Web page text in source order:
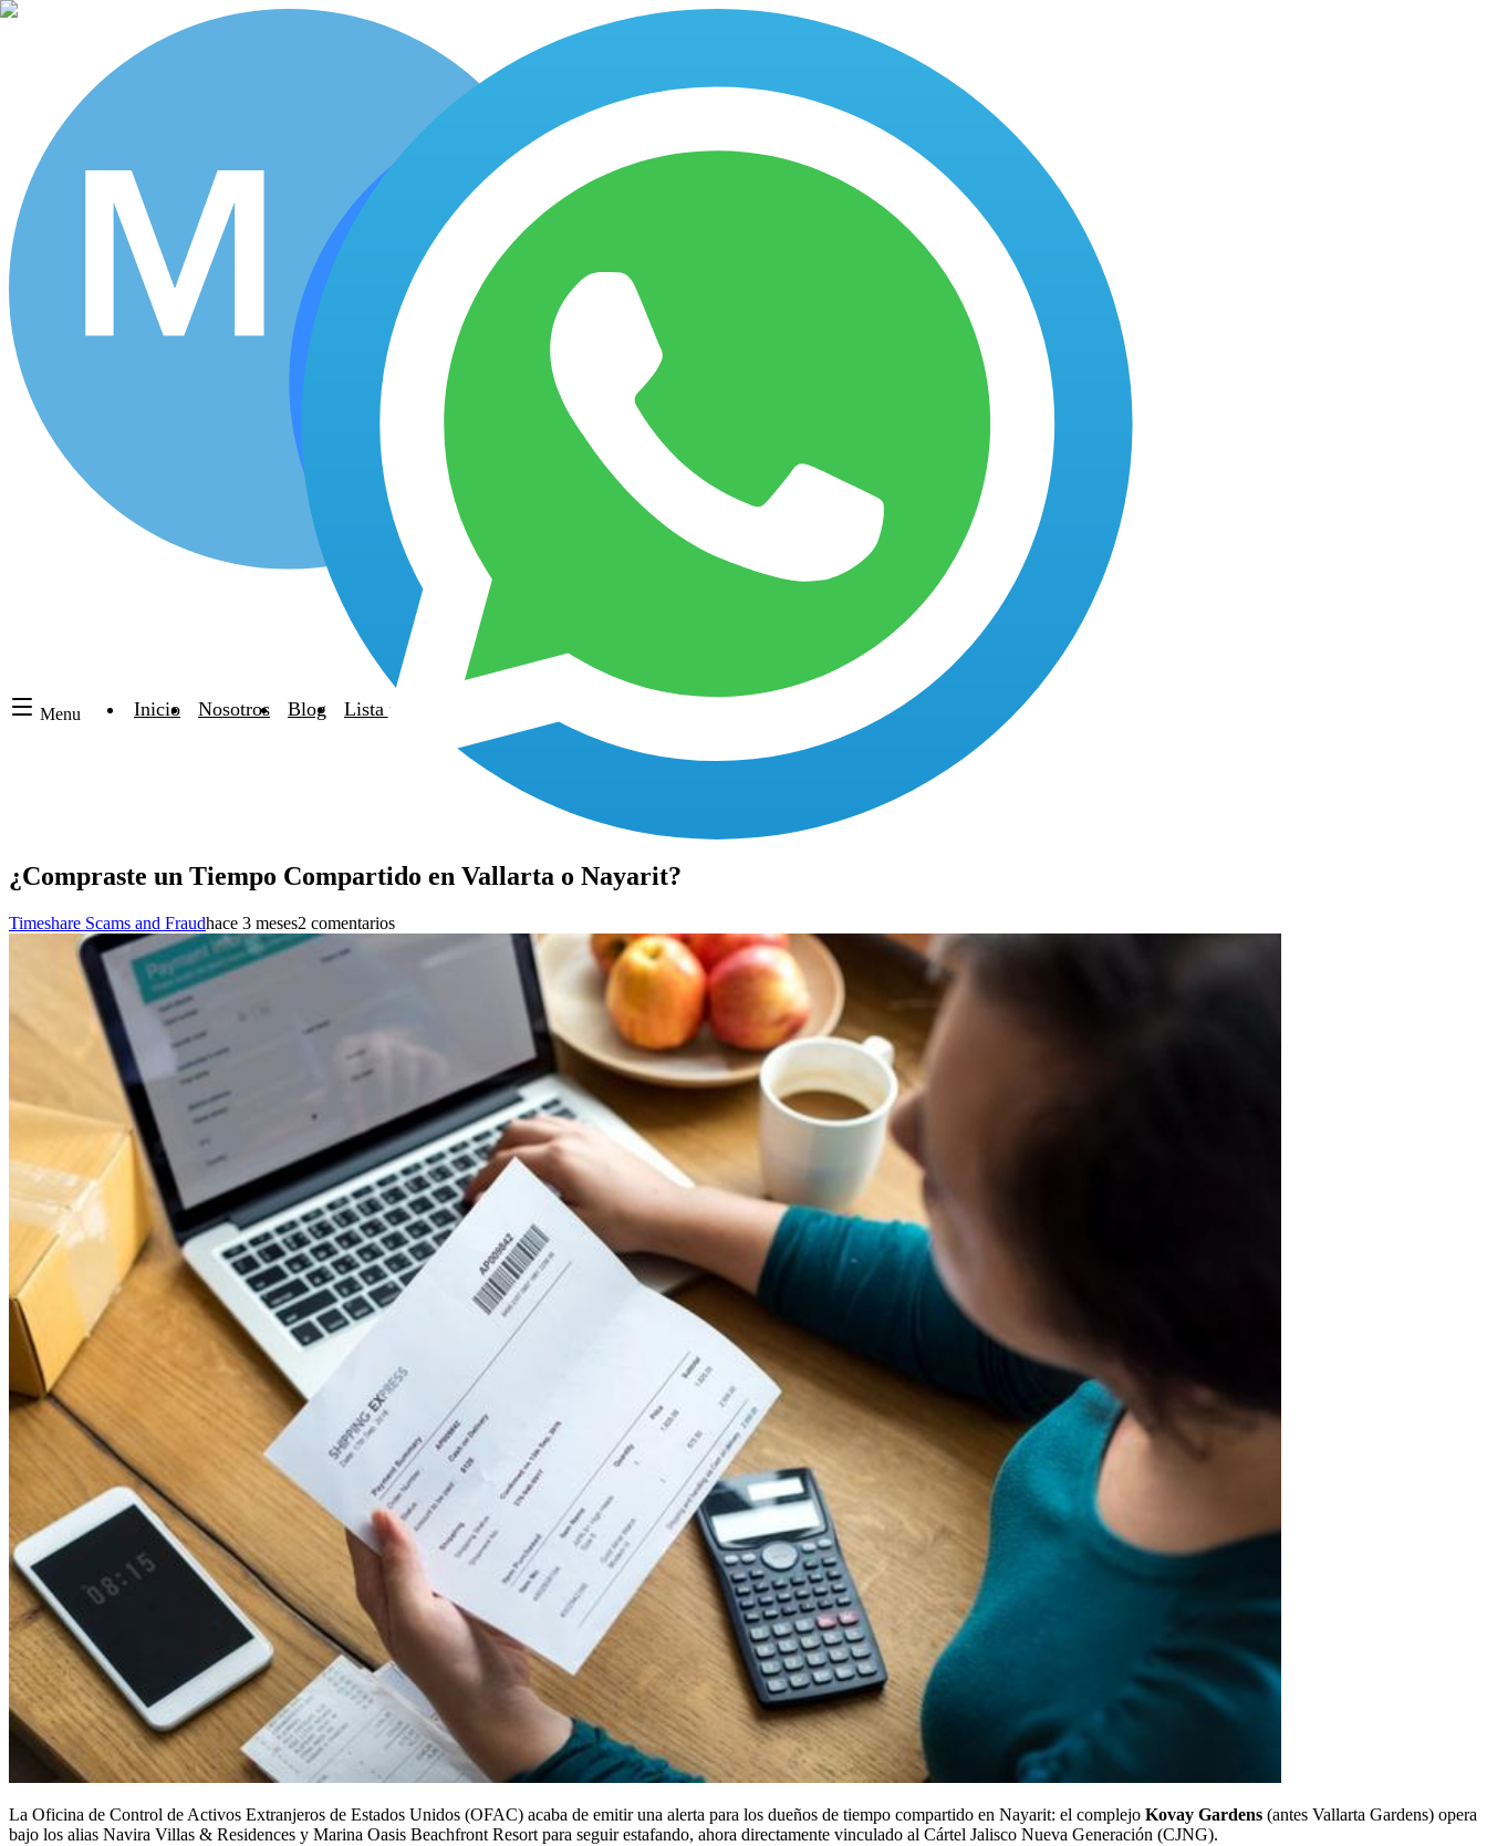
Menu Inicio Nosotros Blog Lista negra de hoteles
¿Compraste un Tiempo Compartido en Vallarta o Nayarit?
Timeshare Scams and Fraudhace 3 meses2 comentarios
La Oficina de Control de Activos Extranjeros de Estados Unidos (OFAC) acaba de emitir una alerta para los dueños de tiempo compartido en Nayarit: el complejo Kovay Gardens (antes Vallarta Gardens) opera
bajo los alias Navira Villas & Residences y Marina Oasis Beachfront Resort para seguir estafando, ahora directamente vinculado al Cártel Jalisco Nueva Generación (CJNG).